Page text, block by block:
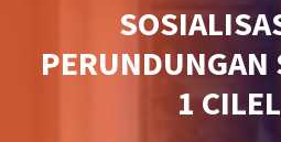
PERUNDUNGAN
1